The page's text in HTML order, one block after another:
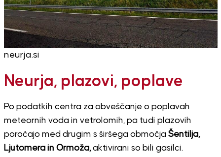
neurja.si
Neurja, plazovi, poplave
Po podatkih centra za obveščanje o poplavah
meteornih voda in vetrolomih, pa tudi plazovih
poročajo med drugim s širšega območja Šentilja,
Ljutomera in Ormoža,aktivirani so bili gasilci.